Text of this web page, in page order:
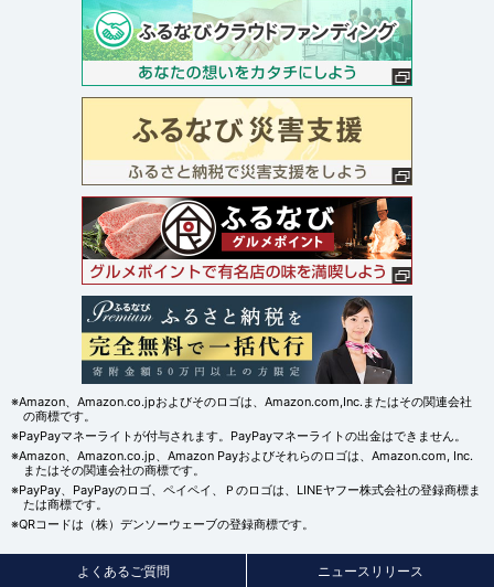
※Amazon、Amazon.co.jpおよびそのロゴは、Amazon.com,Inc.またはその関連会社
の商標です。
※PayPayマネーライトが付与されます。PayPayマネーライトの出金はできません。
※Amazon、Amazon.co.jp、Amazon Payおよびそれらのロゴは、Amazon.com, Inc.
またはその関連会社の商標です。
※PayPay、PayPayのロゴ、ペイペイ、Ｐのロゴは、LINEヤフー株式会社の登録商標ま
たは商標です。
※QRコードは（株）デンソーウェーブの登録商標です。
よくあるご質問 ニュースリリース